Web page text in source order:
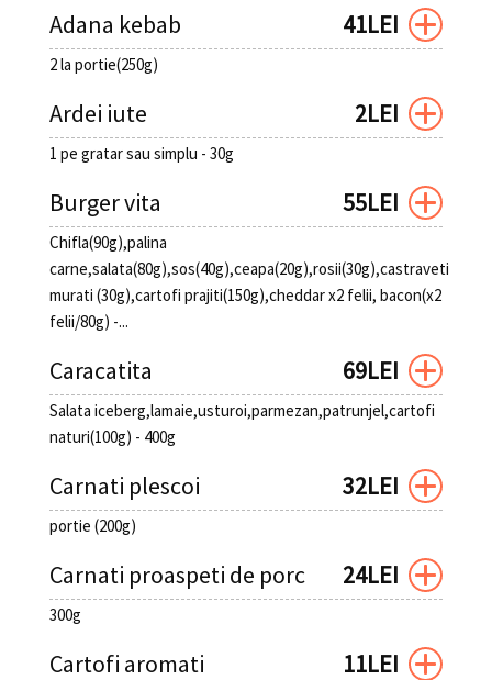
Adana kebab 41LEI
2 la portie(250g)
Ardei iute 2LEI
1 pe gratar sau simplu - 30g
Burger vita 55LEI
Chifla(90g),palina
carne,salata(80g),sos(40g),ceapa(20g),rosii(30g),castraveti
murati (30g),cartofi prajiti(150g),cheddar x2 felii, bacon(x2
felii/80g) -...
Caracatita 69LEI
Salata iceberg,lamaie,usturoi,parmezan,patrunjel,cartofi
naturi(100g) - 400g
Carnati plescoi 32LEI
portie (200g)
Carnati proaspeti de porc 24LEI
300g
Cartofi aromati 11LEI